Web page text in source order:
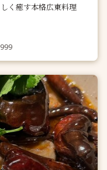
く癒す本格広東料理